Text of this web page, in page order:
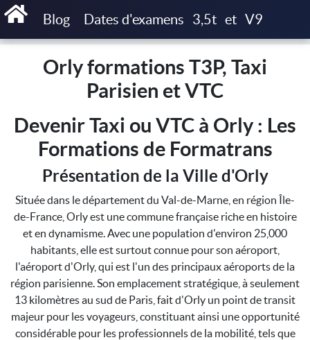
Blog Dates d'examens 3,5t et V9
Accueil Orly formations T3P, Taxi Parisien et VTC
Orly formations T3P, Taxi
Parisien et VTC
Devenir Taxi ou VTC à Orly : Les
Formations de Formatrans
Présentation de la Ville d'Orly
Située dans le département du Val-de-Marne, en région Île-
de-France, Orly est une commune française riche en histoire
et en dynamisme. Avec une population d'environ 25,000
habitants, elle est surtout connue pour son aéroport,
l'aéroport d'Orly, qui est l'un des principaux aéroports de la
région parisienne. Son emplacement stratégique, à seulement
13 kilomètres au sud de Paris, fait d'Orly un point de transit
majeur pour les voyageurs, constituant ainsi une opportunité
considérable pour les professionnels de la mobilité, tels que